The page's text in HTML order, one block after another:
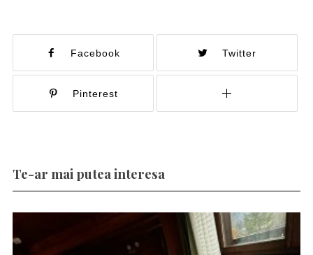
Facebook Twitter
Pinterest
Te-ar mai putea interesa